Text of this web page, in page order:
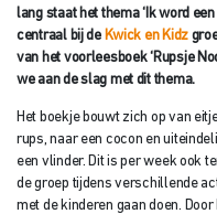
lang staat het thema ‘Ik word een
centraal bij de Kwick en Kidz
van het voorleesboek ‘Rupsje
we aan de slag met dit thema.
Het boekje bouwt zich op van
rups, naar een cocon en
een vlinder. Dit is per week ook
de groep tijdens verschillende
met de kinderen gaan doen. Door